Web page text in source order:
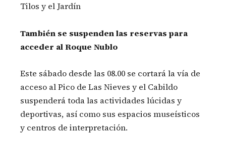
Tilos y el Jardín
También se suspenden las reservas para
acceder al Roque Nublo
Este sábado desde las 08.00 se cortará la vía de
acceso al Pico de Las Nieves y el Cabildo
suspenderá toda las actividades lúcidas y
deportivas, así como sus espacios museísticos
y centros de interpretación.